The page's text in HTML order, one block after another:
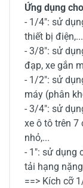
Ứng dụng
- 1/4": sử
thiết bị điện,...
- 3/8": sử
đạp, xe gắn
- 1/2": sử
máy (phân
- 3/4": sử
xe ô tô trên 7
nhỏ,...
- 1": sử dụng
tải hạng
==> Kích cỡ